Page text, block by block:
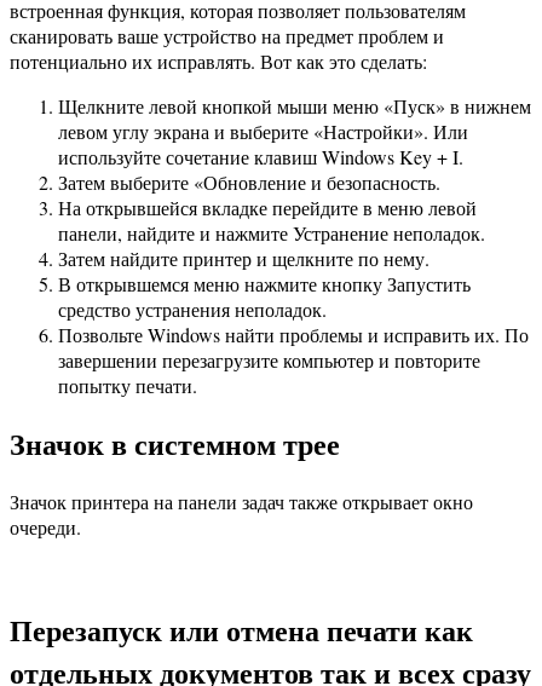
встроенная функция, которая позволяет пользователям
сканировать ваше устройство на предмет проблем и
потенциально их исправлять. Вот как это сделать:
Щелкните левой кнопкой мыши меню «Пуск» в нижнем
левом углу экрана и выберите «Настройки». Или
используйте сочетание клавиш Windows Key + I.
Затем выберите «Обновление и безопасность.
На открывшейся вкладке перейдите в меню левой
панели, найдите и нажмите Устранение неполадок.
Затем найдите принтер и щелкните по нему.
В открывшемся меню нажмите кнопку Запустить
средство устранения неполадок.
Позвольте Windows найти проблемы и исправить их. По
завершении перезагрузите компьютер и повторите
попытку печати.
Значок в системном трее
Значок принтера на панели задач также открывает окно
очереди.
Перезапуск или отмена печати как
отдельных документов так и всех сразу